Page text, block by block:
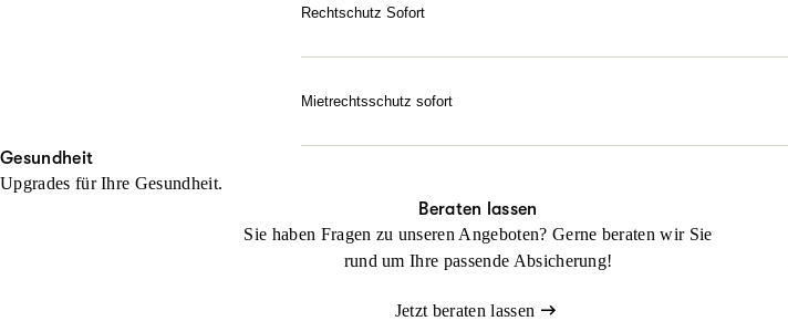
Gerichtskosten – wenn erforderlich auch durch alle Instanzen.
Jetzt konfigurieren Beraten lassen
Rechtschutz Sofort
Mietrechtsschutz sofort
Jetzt konfigurieren Beraten lassen
Gesundheit
Upgrades für Ihre Gesundheit.
Beraten lassen
Sie haben Fragen zu unseren Angeboten? Gerne beraten wir Sie
rund um Ihre passende Absicherung!
Jetzt beraten lassen